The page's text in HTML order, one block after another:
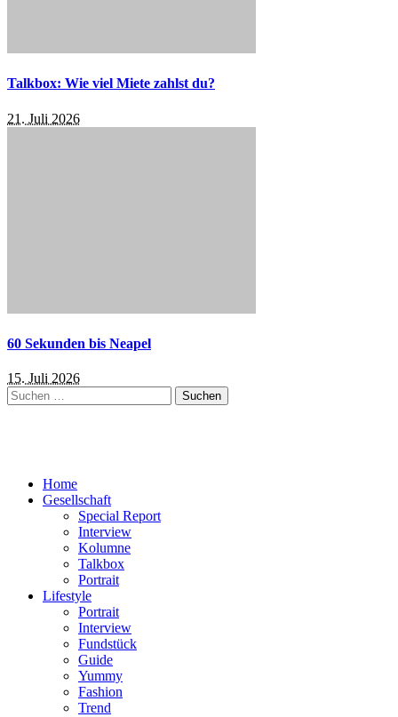
Talkbox: Wie viel Miete zahlst du?
21. Juli 2026
60 Sekunden bis Neapel
15. Juli 2026
Suchen
nach:
Home
Gesellschaft
Special Report
Interview
Kolumne
Talkbox
Portrait
Lifestyle
Portrait
Interview
Fundstück
Guide
Yummy
Fashion
Trend